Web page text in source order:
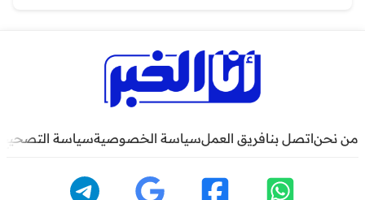
من نحناتصل بنافريق العملسياسة الخصوصيةسياسة التصحيح